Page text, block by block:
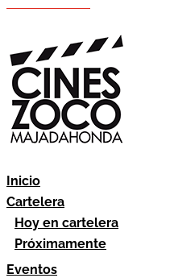
Inicio
Cartelera
Hoy en cartelera
Próximamente
Eventos